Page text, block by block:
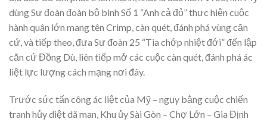
dùng Sư đoàn đoàn bộ binh Số 1 “Anh cả đỏ” thực hiện cuộc
hành quân lớn mang tên Crimp, càn quét, đánh phá vùng căn
cứ, và tiếp theo, đưa Sư đoàn 25 “Tia chớp nhiệt đới” đến lập
căn cứ Đồng Dù, liên tiếp mở các cuộc càn quét, đánh phá ác
liệt lực lượng cách mạng nơi đây.
Trước sức tấn công ác liệt của Mỹ – ngụy bằng cuộc chiến
tranh hủy diệt dã man, Khu ủy Sài Gòn – Chợ Lớn – Gia Định